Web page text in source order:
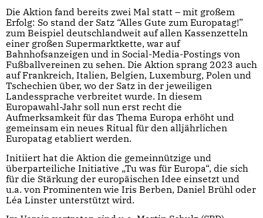
Die Aktion fand bereits zwei Mal statt – mit großem
Erfolg: So stand der Satz “Alles Gute zum Europatag!”
zum Beispiel deutschlandweit auf allen Kassenzetteln
einer großen Supermarktkette, war auf
Bahnhofsanzeigen und in Social-Media-Postings von
Fußballvereinen zu sehen. Die Aktion sprang 2023 auch
auf Frankreich, Italien, Belgien, Luxemburg, Polen und
Tschechien über, wo der Satz in der jeweiligen
Landessprache verbreitet wurde. In diesem
Europawahl-Jahr soll nun erst recht die
Aufmerksamkeit für das Thema Europa erhöht und
gemeinsam ein neues Ritual für den alljährlichen
Europatag etabliert werden.
Initiiert hat die Aktion die gemeinnützige und
überparteiliche Initiative „Tu was für Europa“, die sich
für die Stärkung der europäischen Idee einsetzt und
u.a. von Prominenten wie Iris Berben, Daniel Brühl oder
Léa Linster unterstützt wird.